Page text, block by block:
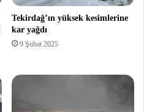
Tekirdağ’ın yüksek kesimlerine
kar yağdı
9 Şubat 2025